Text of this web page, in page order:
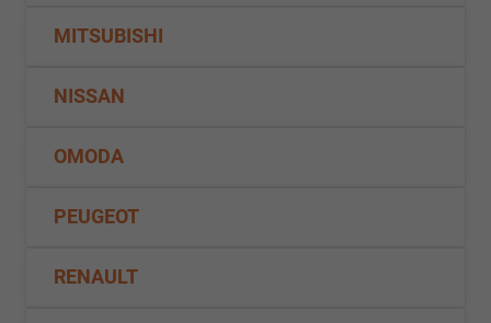
MITSUBISHI
NISSAN
OMODA
PEUGEOT
RENAULT